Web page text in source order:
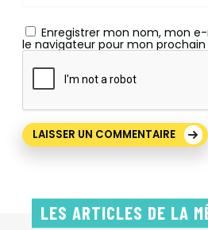
Enregistrer mon nom, mon
le navigateur pour mon
LES ARTICLES DE LA